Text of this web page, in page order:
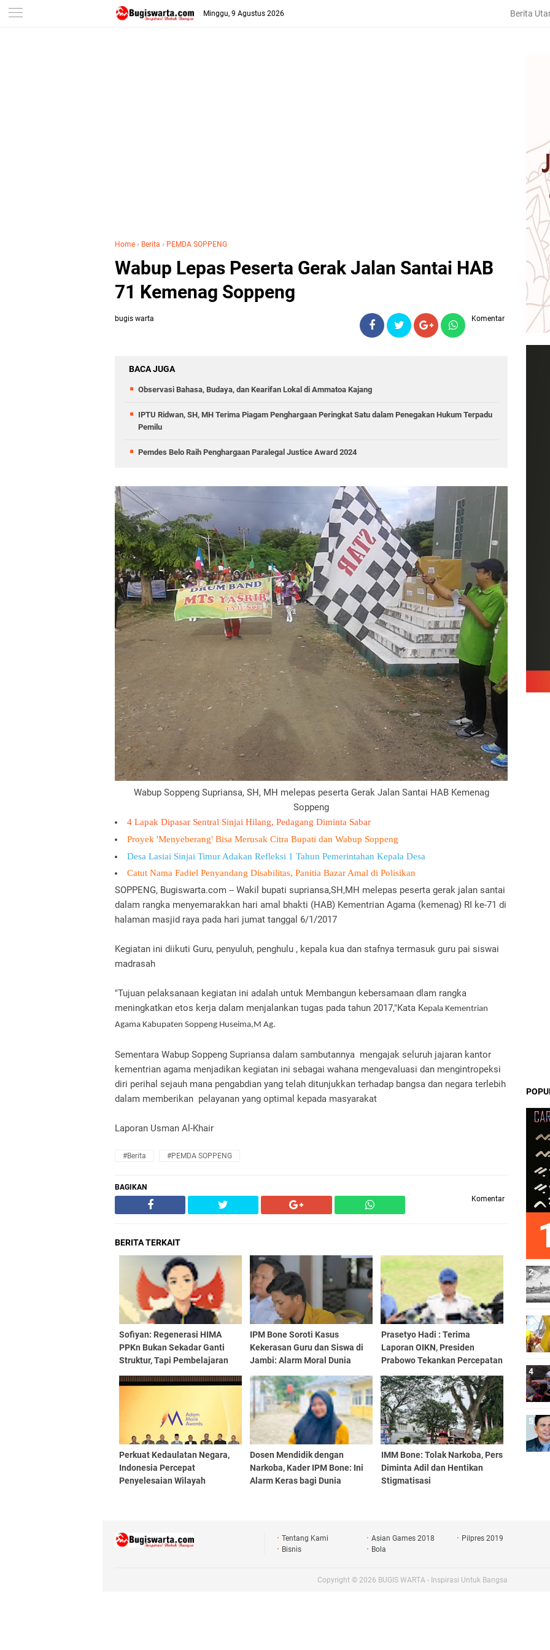
-->
Minggu, 9 Agustus 2026 Berita
Home › Berita › PEMDA SOPPENG
Wabup Lepas Peserta Gerak Jalan Santai HAB
71 Kemenag Soppeng
bugis warta Komentar
BACA JUGA
Observasi Bahasa, Budaya, dan Kearifan Lokal di Ammatoa Kajang
IPTU Ridwan, SH, MH Terima Piagam Penghargaan Peringkat Satu dalam Penegakan Hukum Terpadu
Pemilu
Pemdes Belo Raih Penghargaan Paralegal Justice Award 2024
Wabup Soppeng Supriansa, SH, MH melepas peserta Gerak Jalan Santai HAB Kemenag
Soppeng
4 Lapak Dipasar Sentral Sinjai Hilang, Pedagang Diminta Sabar
Proyek 'Menyeberang' Bisa Merusak Citra Bupati dan Wabup Soppeng
Desa Lasiai Sinjai Timur Adakan Refleksi 1 Tahun Pemerintahan Kepala Desa
Catut Nama Fadiel Penyandang Disabilitas, Panitia Bazar Amal di Polisikan
‎SOPPENG, Bugiswarta.com -- ‎Wakil bupati supriansa,SH,MH melepas peserta gerak jalan santai
dalam rangka menyemarakkan hari amal bhakti (HAB) Kementrian Agama (kemenag) RI ke-71 di
halaman masjid raya pada hari jumat tanggal 6/1/2017
Kegiatan ini diikuti Guru, penyuluh, penghulu , kepala kua dan stafnya termasuk guru pai siswai
madrasah
"Tujuan pelaksanaan kegiatan ini adalah untuk Membangun kebersamaan dlam rangka
meningkatkan etos kerja dalam menjalankan tugas pada tahun 2017,"Kata Kepala Kementrian
Agama Kabupaten Soppeng Huseima,M Ag.
Sementara Wabup Soppeng Supriansa dalam sambutannya mengajak seluruh jajaran kantor
kementrian agama menjadikan kegiatan ini sebagai wahana mengevaluasi dan mengintropeksi
diri perihal sejauh mana pengabdian yang telah ditunjukkan terhadap bangsa dan negara terlebih
dalam memberikan pelayanan yang optimal kepada masyarakat
Laporan Usman Al-Khair
#Berita #PEMDA SOPPENG
BAGIKAN
Komentar
BERITA TERKAIT
Sofiyan: Regenerasi HIMA
PPKn Bukan Sekadar Ganti
Struktur, Tapi Pembelajaran
IPM Bone Soroti Kasus
Kekerasan Guru dan Siswa di
Jambi: Alarm Moral Dunia
Prasetyo Hadi : Terima
Laporan OIKN, Presiden
Prabowo Tekankan Percepatan
Perkuat Kedaulatan Negara,
Indonesia Percepat
Penyelesaian Wilayah
Dosen Mendidik dengan
Narkoba, Kader IPM Bone: Ini
Alarm Keras bagi Dunia
IMM Bone: Tolak Narkoba, Pers
Diminta Adil dan Hentikan
Stigmatisasi
Tentang Kami Asian Games 2018
Pilpres 2019
Bisnis
Bola
Copyright © 2026 BUGIS WARTA - Inspirasi Untuk Bangsa